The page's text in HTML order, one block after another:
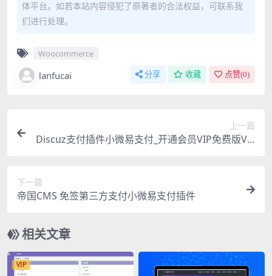
体平台。如若本站内容侵犯了原著者的合法权益，可联系我
们进行处理。
Woocommerce
lanfucai 分享 收藏 点赞(0)
上一篇
Discuz支付插件小微易支付_开通会员VIP免费版V1.
下一篇
帝国CMS 免签第三方支付小微易支付插件
相关文章
VIP